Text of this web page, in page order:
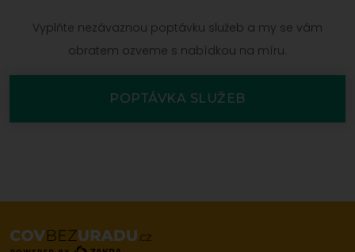
Vyplňte nezávaznou poptávku služeb a my se vám
obratem ozveme s nabídkou na míru.
POPTÁVKA SLUŽEB